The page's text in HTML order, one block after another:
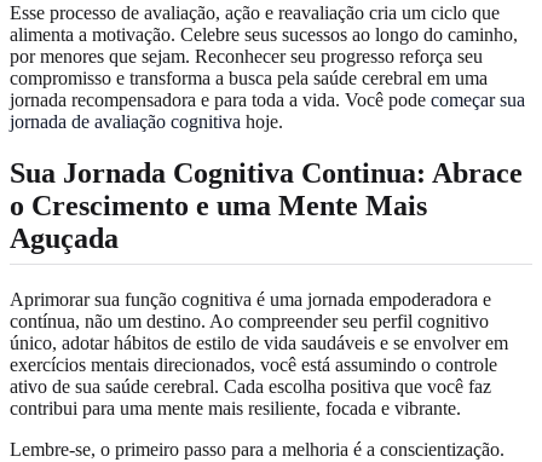
Esse processo de avaliação, ação e reavaliação cria um ciclo que
alimenta a motivação. Celebre seus sucessos ao longo do caminho,
por menores que sejam. Reconhecer seu progresso reforça seu
compromisso e transforma a busca pela saúde cerebral em uma
jornada recompensadora e para toda a vida. Você pode começar sua
jornada de avaliação cognitiva hoje.
Sua Jornada Cognitiva Continua: Abrace
o Crescimento e uma Mente Mais
Aguçada
Aprimorar sua função cognitiva é uma jornada empoderadora e
contínua, não um destino. Ao compreender seu perfil cognitivo
único, adotar hábitos de estilo de vida saudáveis e se envolver em
exercícios mentais direcionados, você está assumindo o controle
ativo de sua saúde cerebral. Cada escolha positiva que você faz
contribui para uma mente mais resiliente, focada e vibrante.
Lembre-se, o primeiro passo para a melhoria é a conscientização.